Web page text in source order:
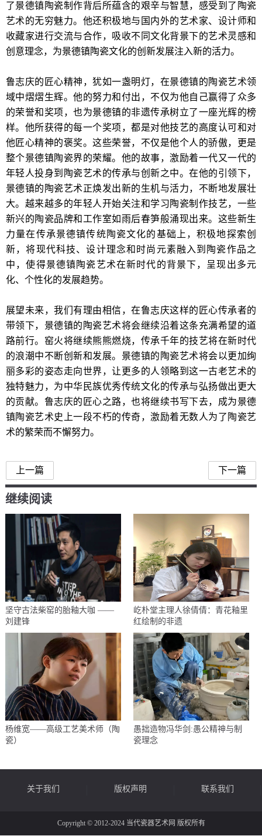
了景德镇陶瓷制作背后所蕴含的艰辛与智慧，感受到了陶瓷
艺术的无穷魅力。他还积极地与国内外的艺术家、设计师和
收藏家进行交流与合作，吸收不同文化背景下的艺术灵感和
创意理念，为景德镇陶瓷文化的创新发展注入新的活力。
鲁志庆的匠心精神，犹如一盏明灯，在景德镇的陶瓷艺术领
域中熠熠生辉。他的努力和付出，不仅为他自己赢得了众多
的荣誉和奖项，也为景德镇的非遗传承树立了一座光辉的榜
样。他所获得的每一个奖项，都是对他技艺的高度认可和对
他匠心精神的褒奖。这些荣誉，不仅是他个人的骄傲，更是
整个景德镇陶瓷界的荣耀。他的故事，激励着一代又一代的
年轻人投身到陶瓷艺术的传承与创新之中。在他的引领下，
景德镇的陶瓷艺术正焕发出新的生机与活力，不断地发展壮
大。越来越多的年轻人开始关注和学习陶瓷制作技艺，一些
新兴的陶瓷品牌和工作室如雨后春笋般涌现出来。这些新生
力量在传承景德镇传统陶瓷文化的基础上，积极地探索创
新，将现代科技、设计理念和时尚元素融入到陶瓷作品之
中，使得景德镇陶瓷艺术在新时代的背景下，呈现出多元
化、个性化的发展趋势。
展望未来，我们有理由相信，在鲁志庆这样的匠心传承者的
带领下，景德镇的陶瓷艺术将会继续沿着这条充满希望的道
路前行。窑火将继续熊熊燃烧，传承千年的技艺将在新时代
的浪潮中不断创新和发展。景德镇的陶瓷艺术将会以更加绚
丽多彩的姿态走向世界，让更多的人领略到这一古老艺术的
独特魅力，为中华民族优秀传统文化的传承与弘扬做出更大
的贡献。鲁志庆的匠心之路，也将继续书写下去，成为景德
镇陶瓷艺术史上一段不朽的传奇，激励着无数人为了陶瓷艺
术的繁荣而不懈努力。
上一篇 下一篇
继续阅读
坚守古法柴窑的胎釉大咖 ——
刘建锋
屹朴堂主理人徐倩倩：青花釉里
红绘制的非遗
杨维宽——高级工艺美术师（陶
瓷）
愚拙造物冯华剑:愚公精神与制
瓷理念
关于我们 版权声明 联系我们
Copyright © 2012-2024 当代瓷器艺术网 版权所有